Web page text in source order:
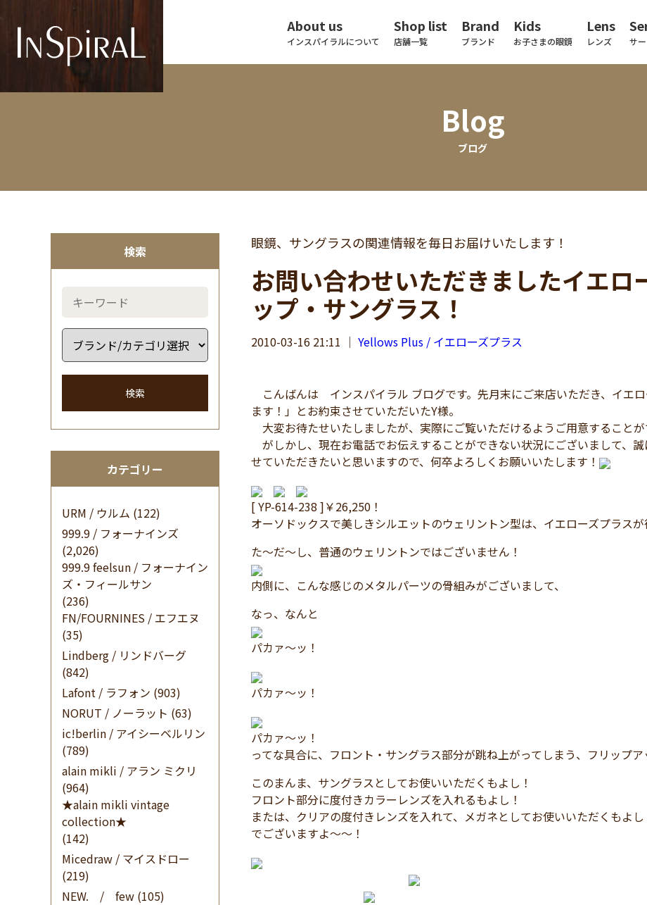
About us
インスパイラルについて
Shop list
店舗一覧
Brand
ブランド
Kids
お子さまの眼鏡
Lens
レンズ サ
Blog
ブログ
検索
検索
カテゴリー
URM / ウルム (122)
999.9 / フォーナインズ
(2,026)
999.9 feelsun / フォーナイン
ズ・フィールサン
(236)
FN/FOURNINES / エフエヌ
(35)
Lindberg / リンドバーグ
(842)
Lafont / ラフォン (903)
NORUT / ノーラット (63)
ic!berlin / アイシーベルリン
(789)
alain mikli / アラン ミクリ
(964)
★alain mikli vintage
collection★
(142)
Micedraw / マイスドロー
(219)
NEW. / few (105)
眼鏡、サングラスの関連情報を毎日お届けいたします！
お問い合わせいただきましたイエロ
ップ・サングラス！
2010-03-16 21:11 ｜ Yellows Plus / イエローズプラス
こんばんは インスパイラル ブログです。先月末にご来店いただき、イエ
ます！」とお約束させていただいたY様。
大変お待たせいたしましたが、実際にご覧いただけるようご用意することが
がしかし、現在お電話でお伝えすることができない状況にございまして、
せていただきたいと思いますので、何卒よろしくお願いいたします！
[ YP-614-238 ]￥26,250！
オーソドックスで美しきシルエットのウェリントン型は、イエローズプラス
た～だ～し、普通のウェリントンではございません！
内側に、こんな感じのメタルパーツの骨組みがございまして、
なっ、なんと
パカァ～ッ！
パカァ～ッ！
パカァ～ッ！
ってな具合に、フロント・サングラス部分が跳ね上がってしまう、フリップ
このまんま、サングラスとしてお使いいただくもよし！
フロント部分に度付きカラーレンズを入れるもよし！
または、クリアの度付きレンズを入れて、メガネとしてお使いいただくもよし
でございますよ～～！